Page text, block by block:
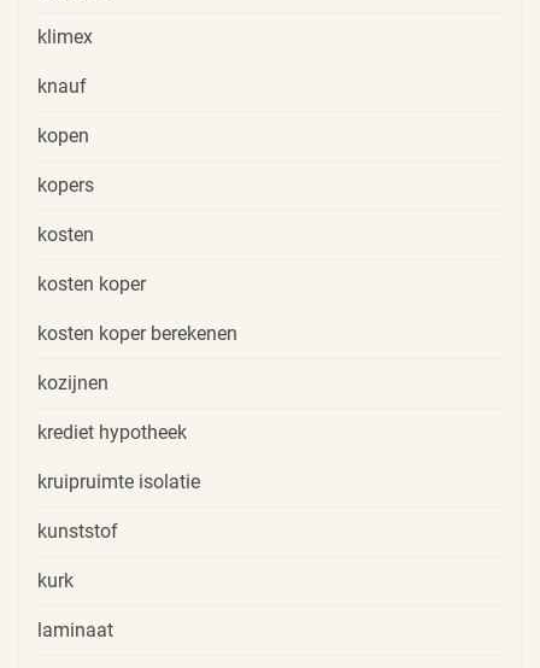
klimex
knauf
kopen
kopers
kosten
kosten koper
kosten koper berekenen
kozijnen
krediet hypotheek
kruipruimte isolatie
kunststof
kurk
laminaat